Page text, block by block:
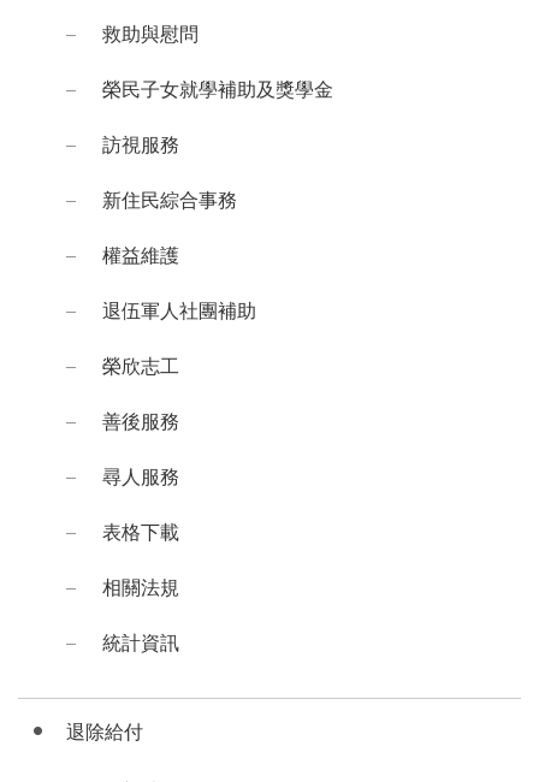
救助與慰問
榮民子女就學補助及獎學金
訪視服務
新住民綜合事務
權益維護
退伍軍人社團補助
榮欣志工
善後服務
尋人服務
表格下載
相關法規
統計資訊
退除給付